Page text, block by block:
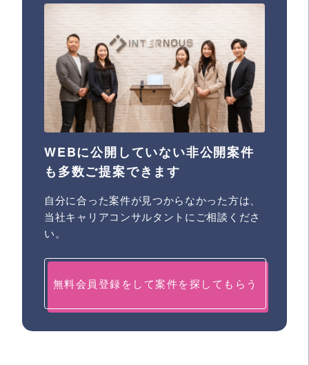
WEBに公開していない非公開案件
も多数ご提案できます
自分に合った案件が見つからなかった方は、
当社キャリアコンサルタントにご相談くださ
い。
無料会員登録をして案件を探してもらう